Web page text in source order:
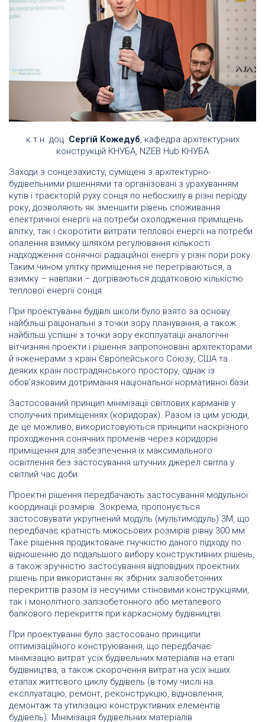
к.т.н. доц. Сергій Кожедуб, кафедра архітектурних
конструкцій КНУБА, NZEB Hub КНУБА
Заходи з сонцезахисту, суміщені з архітектурно-
будівельними рішеннями та організовані з урахуванням
кутів і траєкторій руху сонця по небосхилу в різні періоду
року, дозволяють як зменшити рівень споживання
електричної енергії на потреби охолодження приміщень
влітку, так і скоротити витрати теплової енергії на потреби
опалення взимку шляхом регулювання кількості
надходження сонячної радіаційної енергії у різні пори року.
Таким чином улітку приміщення не перегріваються, а
взимку – навпаки – догріваються додатковою кількістю
теплової енергії сонця.
При проектуванні будівлі школи було взято за основу
найбільш раціональні з точки зору планування, а також
найбільш успішні з точки зору експлуатації аналогічні
вітчизняні проекти і рішення запропоновані архітекторами
й інженерами з країн Європейського Союзу, США та
деяких країн пострадянського простору, однак із
обов’язковим дотримання національної нормативної бази.
Застосований принцип мінімізації світлових карманів у
сполучних приміщеннях (коридорах). Разом із цим усюди,
де це можливо, використовуються принципи наскрізного
проходження сонячних променів через коридорні
приміщення для забезпечення їх максимального
освітлення без застосування штучних джерел світла у
світлий час доби.
Проектні рішення передбачають застосування модульної
координації розмірів. Зокрема, пропонується
застосовувати укрупнений модуль (мультимодуль) 3М, що
передбачає кратність міжосьових розмірів рівну 300 мм.
Таке рішення продиктоване гнучкістю даного підходу по
відношенню до подальшого вибору конструктивних рішень,
а також зручністю застосування відповідних проектних
рішень при використанні як збірних залізобетонних
перекриттів разом із несучими стіновими конструкціями,
так і монолітного залізобетонного або металевого
балкового перекриття при каркасному будівництві.
При проектуванні було застосовано принципи
оптимізаційного конструювання, що передбачає
мінімізацію витрат усіх будівельних матеріалів на етапі
будівництва, а також скорочення витрат на усіх інших
етапах життєвого циклу будівель (в тому числі на
експлуатацію, ремонт, реконструкцію, відновлення,
демонтаж та утилізацію конструктивних елементів
будівель). Мінімізація будівельних матеріалів